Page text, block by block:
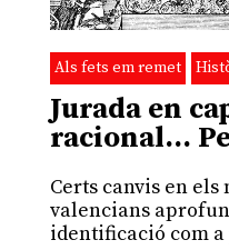
Als fets em remet
Jurada en
racional…
Certs canvis en els
valencians
identificació com